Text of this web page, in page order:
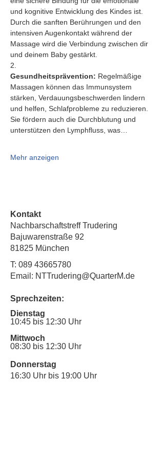
und kognitive Entwicklung des Kindes ist.
Durch die sanften Berührungen und den
intensiven Augenkontakt während der
Massage wird die Verbindung zwischen dir
und deinem Baby gestärkt.
2.
Gesundheitsprävention: Regelmäßige
Massagen können das Immunsystem
stärken, Verdauungsbeschwerden lindern
und helfen, Schlafprobleme zu reduzieren.
Sie fördern auch die Durchblutung und
unterstützen den Lymphfluss, was…
Mehr anzeigen
Kontakt
Nachbarschaftstreff Trudering
Bajuwarenstraße 92
81825 München
T: 089 43665780
Email: NTTrudering@QuarterM.de
Sprechzeiten:
Dienstag
10:45 bis 12:30 Uhr
Mittwoch
08:30 bis 12:30 Uhr
Donnerstag
16:30 Uhr bis 19:00 Uhr